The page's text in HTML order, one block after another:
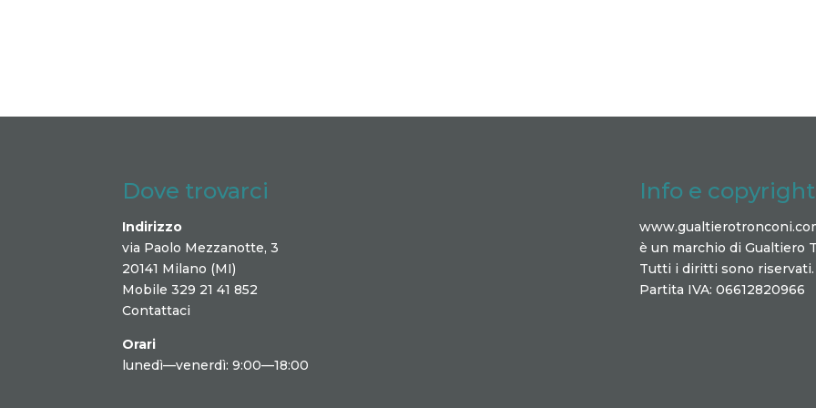
Dove trovarci
Indirizzo
via Paolo Mezzanotte, 3
20141 Milano (MI)
Mobile 329 21 41 852
Contattaci
Orari
lunedì—venerdì: 9:00—18:00
Info e copyright
è un marchio di Gualtiero
Tutti i diritti sono riservati.
Partita IVA: 06612820966